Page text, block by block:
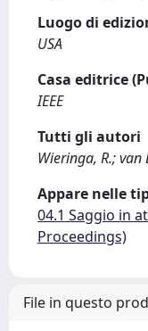
Luogo di
USA
Casa editrice
IEEE
Tutti gli autori
Wieringa, R.; van
Appare nelle
04.1 Saggio in
Proceedings)
File in questo